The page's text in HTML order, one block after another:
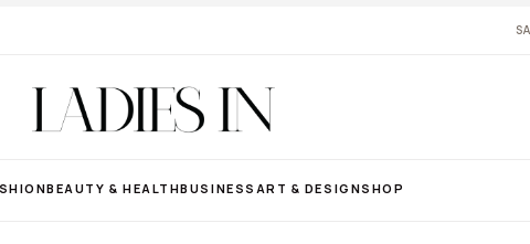
BEAUTY & HEALTHBUSINESS ART & DESIGNSHOP